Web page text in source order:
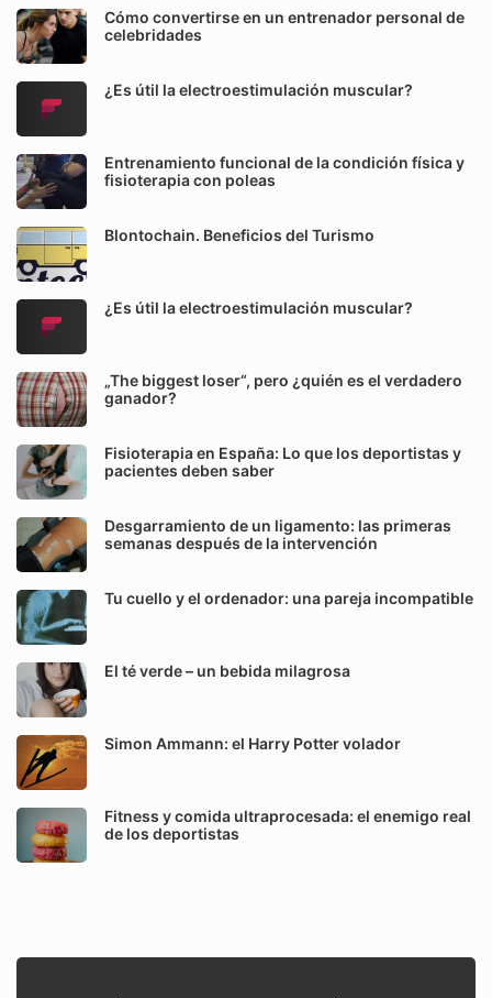
Cómo convertirse en un entrenador personal de
celebridades
¿Es útil la electroestimulación muscular?
Entrenamiento funcional de la condición física y
fisioterapia con poleas
Blontochain. Beneficios del Turismo
¿Es útil la electroestimulación muscular?
„The biggest loser“, pero ¿quién es el verdadero
ganador?
Fisioterapia en España: Lo que los deportistas y
pacientes deben saber
Desgarramiento de un ligamento: las primeras
semanas después de la intervención
Tu cuello y el ordenador: una pareja incompatible
El té verde – un bebida milagrosa
Simon Ammann: el Harry Potter volador
Fitness y comida ultraprocesada: el enemigo real
de los deportistas